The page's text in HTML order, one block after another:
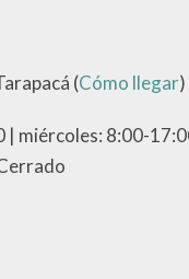
(Cómo llegar)
miércoles: 8:00-